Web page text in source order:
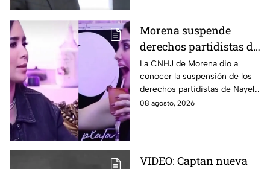
Morena suspende
derechos partidistas de
Nayeli Salvatori y
Graciela Palomares
tras dichos contra
adultos mayores
La CNHJ de Morena dio a
conocer la suspensión de los
derechos partidistas de Nayeli
Salvatori y Graciela Palomares
08 agosto, 2026
VIDEO: Captan nueva